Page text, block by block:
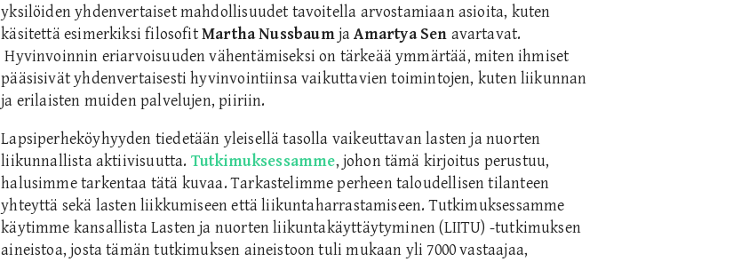
yksilöiden yhdenvertaiset mahdollisuudet tavoitella arvostamiaan asioita, kuten
käsitettä esimerkiksi filosofitMartha NussbaumjaAmartya Sen avartavat.
Hyvinvoinnin eriarvoisuuden vähentämiseksi on tärkeää ymmärtää, miten ihmiset
pääsisivät yhdenvertaisesti hyvinvointiinsa vaikuttavien toimintojen, kuten liikunnan
ja erilaisten muiden palvelujen, piiriin.
Lapsiperheköyhyyden tiedetään yleisellä tasolla vaikeuttavan lasten ja nuorten
liikunnallista aktiivisuutta. Tutkimuksessamme, johon tämä kirjoitus perustuu,
halusimme tarkentaa tätä kuvaa. Tarkastelimme perheen taloudellisen tilanteen
yhteyttä sekä lasten liikkumiseen että liikuntaharrastamiseen. Tutkimuksessamme
käytimme kansallista Lasten ja nuorten liikuntakäyttäytyminen (LIITU) -tutkimuksen
aineistoa, josta tämän tutkimuksen aineistoon tuli mukaan yli 7000 vastaajaa,